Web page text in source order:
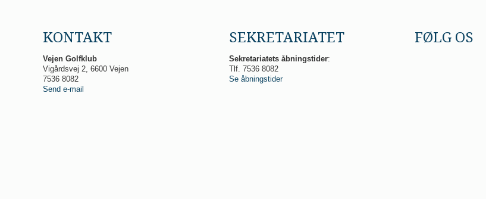
KONTAKT
Vejen Golfklub
Vigårdsvej 2, 6600 Vejen
7536 8082
Send e-mail
SEKRETARIATET
Sekretariatets åbningstider:
Tlf. 7536 8082
Se åbningstider
FØLG OS